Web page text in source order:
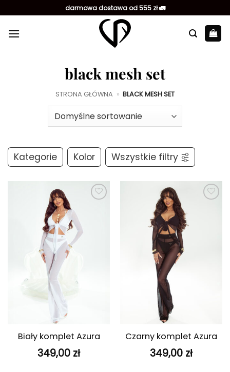
do
zawartości
darmowa dostawa od 555 zł 🚛
black mesh set
STRONA GŁÓWNA » BLACK MESH SET
Kategorie Kolor Wszystkie filtry
ulubionych
Biały komplet Azura
349,00 zł
ulubionych
Czarny komplet Azura
349,00 zł